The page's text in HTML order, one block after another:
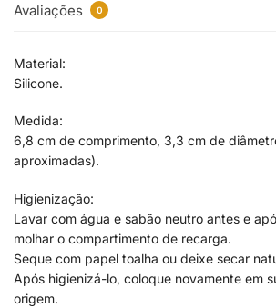
Avaliações 0
Material:
Silicone.
Medida:
6,8 cm de comprimento, 3,3 cm de
aproximadas).
Higienização:
Lavar com água e sabão neutro antes e
molhar o compartimento de recarga.
Seque com papel toalha ou deixe secar
Após higienizá-lo, coloque novamente em
origem.